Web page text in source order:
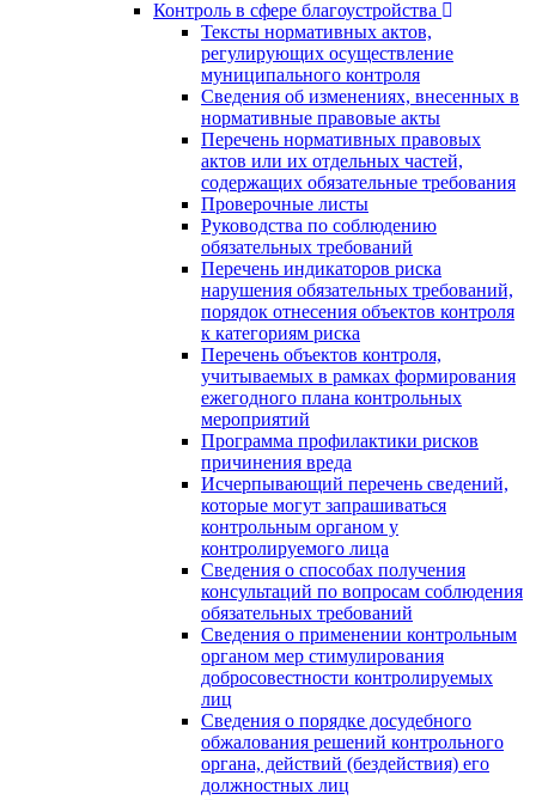
Контроль в сфере благоустройства
Тексты нормативных актов,
регулирующих осуществление
муниципального контроля
Сведения об изменениях, внесенных в
нормативные правовые акты
Перечень нормативных правовых
актов или их отдельных частей,
содержащих обязательные требования
Проверочные листы
Руководства по соблюдению
обязательных требований
Перечень индикаторов риска
нарушения обязательных требований,
порядок отнесения объектов контроля
к категориям риска
Перечень объектов контроля,
учитываемых в рамках формирования
ежегодного плана контрольных
мероприятий
Программа профилактики рисков
причинения вреда
Исчерпывающий перечень сведений,
которые могут запрашиваться
контрольным органом у
контролируемого лица
Сведения о способах получения
консультаций по вопросам соблюдения
обязательных требований
Сведения о применении контрольным
органом мер стимулирования
добросовестности контролируемых
лиц
Сведения о порядке досудебного
обжалования решений контрольного
органа, действий (бездействия) его
должностных лиц